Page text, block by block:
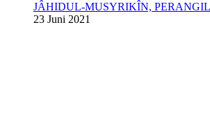
JÂHIDUL-MUSYRIKÎN,
23 Juni 2021